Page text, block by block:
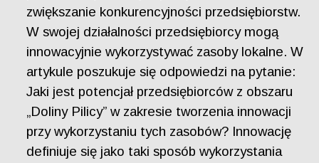
zwiększanie konkurencyjności przedsiębiorstw.
W swojej działalności przedsiębiorcy mogą
innowacyjnie wykorzystywać zasoby lokalne. W
artykule poszukuje się odpowiedzi na pytanie:
Jaki jest potencjał przedsiębiorców z obszaru
„Doliny Pilicy” w zakresie tworzenia innowacji
przy wykorzystaniu tych zasobów? Innowację
definiuje się jako taki sposób wykorzystania